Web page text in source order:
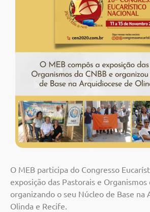
O MEB participa do Congresso
exposição das Pastorais e Organismos
organizando o seu Núcleo de Base na
Olinda e Recife.